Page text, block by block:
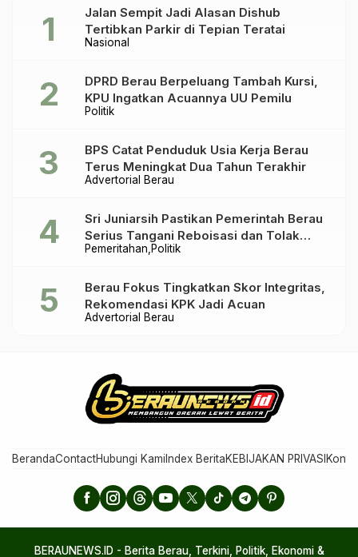
Nasional
Jalan Sempit Jadi Alasan Dishub
Tertibkan Parkir di Tepian Teratai
Politik
DPRD Berau Berpeluang Tambah Kursi,
KPU Ingatkan Acuannya UU Pemilu
Advertorial Berau
BPS Catat Penduduk Usia Kerja Berau
Terus Meningkat Dua Tahun Terakhir
Pemeritahan Politik
Sri Juniarsih Pastikan Pemerintah Berau
Serius Tangani Reboisasi dan Tolak
Praktik Ilegal
Advertorial Berau
Berau Fokus Tingkatkan Skor Integritas,
Rekomendasi KPK Jadi Acuan
BerandaContactHubungi KamiIndex BeritaKEBIJAKAN PRIVASI
BERAUNEWS.ID - Berita Berau, Terkini, Politik, Ekonomi &